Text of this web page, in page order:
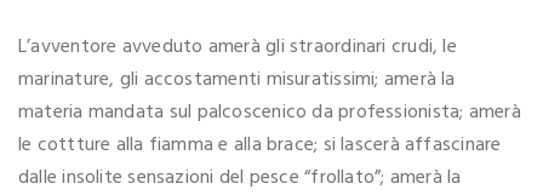
L’avventore avveduto amerà gli straordinari crudi, le
marinature, gli accostamenti misuratissimi; amerà la
materia mandata sul palcoscenico da professionista; amerà
le cottture alla fiamma e alla brace; si lascerà affascinare
dalle insolite sensazioni del pesce “frollato”; amerà la